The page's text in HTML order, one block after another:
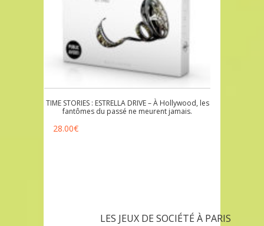
TIME STORIES : ESTRELLA DRIVE – À Hollywood, les
fantômes du passé ne meurent jamais.
28.00€
LES JEUX DE SOCIÉTÉ À PARIS